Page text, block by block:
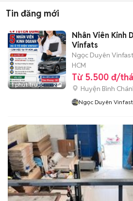
Tin đăng mới
1 phút trước 2
Nhân Viên Kinh
Vinfats
Ngọc Duyên
HCM
Từ 5.500 đ/
Huyện Bình
Ngọc Duyên